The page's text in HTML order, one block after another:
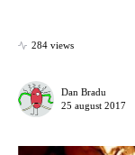
284 views
Dan Bradu
25 august 2017